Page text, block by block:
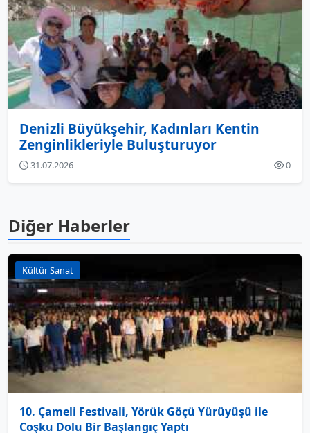
Denizli Büyükşehir, Kadınları Kentin
Zenginlikleriyle Buluşturuyor
31.07.2026 0
Diğer Haberler
Kültür Sanat
10. Çameli Festivali, Yörük Göçü Yürüyüşü ile
Coşku Dolu Bir Başlangıç Yaptı